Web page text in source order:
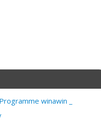
winawin _